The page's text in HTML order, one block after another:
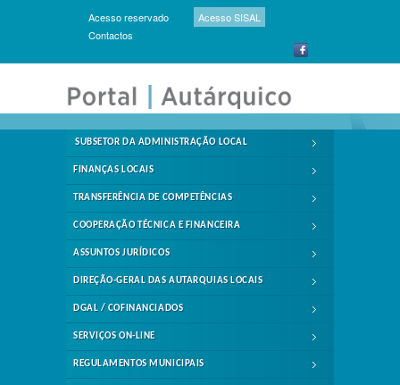
Acesso reservado
Acesso SISAL
Contactos
SUBSETOR DA ADMINISTRAÇÃO LOCAL
FINANÇAS LOCAIS
TRANSFERÊNCIA DE COMPETÊNCIAS
COOPERAÇÃO TÉCNICA E FINANCEIRA
ASSUNTOS JURÍDICOS
DIREÇÃO-GERAL DAS AUTARQUIAS LOCAIS
DGAL / COFINANCIADOS
SERVIÇOS ON-LINE
REGULAMENTOS MUNICIPAIS